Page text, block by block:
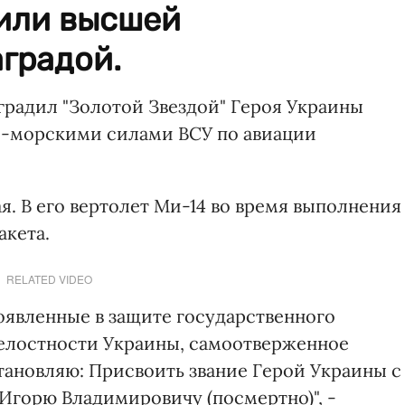
высшей
"Золотой Звездой" Героя Украины
морскими силами ВСУ по авиации
В его вертолет Ми-14 во время выполнения
RELATED VIDEO
в защите государственного
Украины, самоотверженное
Присвоить звание Герой Украины с
Владимировичу (посмертно)", -